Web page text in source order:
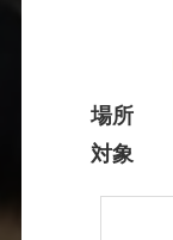
場所
対象